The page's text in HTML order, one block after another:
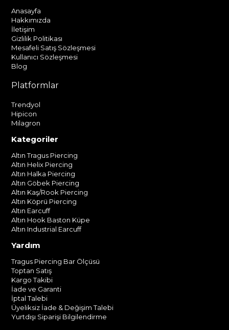
Anasayfa
Hakkımızda
İletişim
Gizlilik Politikası
Mesafeli Satış Sözleşmesi
Kullanıcı Sözleşmesi
Blog
Platformlar
Trendyol
Hipicon
Milagron
Kategoriler
Altın Tragus Piercing
Altın Helix Piercing
Altın Halka Piercing
Altın Göbek Piercing
Altın Kaş/Rook Piercing
Altın Köprü Piercing
Altın Earcuff
Altın Hook Baston Küpe
Altın Industrial Earcuff
Yardım
Tragus Piercing Bar Ölçüsü
Toptan Satış
Kargo Takibi
İade ve Garanti
İptal Talebi
Üyeliksiz İade & Değişim Talebi
Yurtdışı Siparişi Bilgilendirme